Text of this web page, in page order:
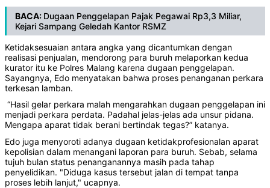
BACA: Dugaan Penggelapan Pajak Pegawai Rp3,3 Miliar,
Kejari Sampang Geledah Kantor RSMZ
Ketidaksesuaian antara angka yang dicantumkan dengan
realisasi penjualan, mendorong para buruh melaporkan kedua
kurator itu ke Polres Malang karena dugaan penggelapan.
Sayangnya, Edo menyatakan bahwa proses penanganan perkara
terkesan lamban.
“Hasil gelar perkara malah mengarahkan dugaan penggelapan ini
menjadi perkara perdata. Padahal jelas-jelas ada unsur pidana.
Mengapa aparat tidak berani bertindak tegas?” katanya.
Edo juga menyoroti adanya dugaan ketidakprofesionalan aparat
kepolisian dalam menangani laporan para buruh. Sebab, selama
tujuh bulan status penanganannya masih pada tahap
penyelidikan. "Diduga kasus tersebut jalan di tempat tanpa
proses lebih lanjut," ucapnya.